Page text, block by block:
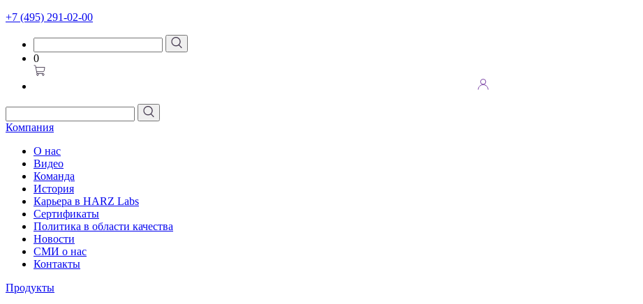
+7 (495) 291-02-00
0
Компания
О нас
Видео
Команда
История
Карьера в HARZ Labs
Сертификаты
Политика в области качества
Новости
СМИ о нас
Контакты
Продукты